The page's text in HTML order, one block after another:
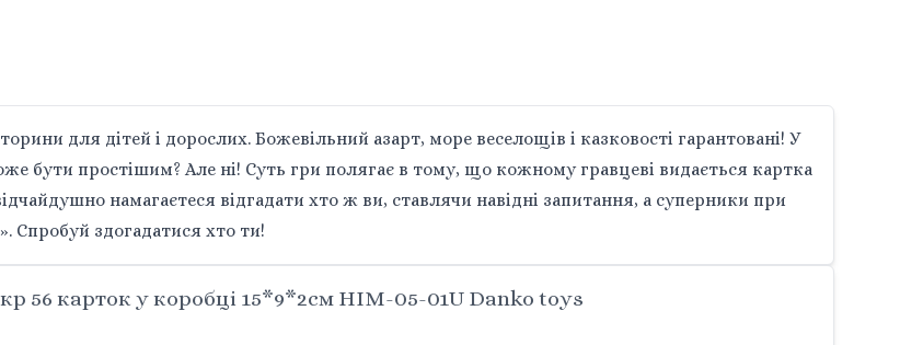
для дітей і дорослих. Божевільний азарт, море веселощів і казковості гарантовані! У
бути простішим? Але ні! Суть гри полягає в тому, що кожному гравцеві видається картка
намагаєтеся відгадати хто ж ви, ставлячи навідні запитання, а суперники при
Спробуй здогадатися хто ти!
56 карток у коробці 15*9*2см HIM-05-01U Danko toys